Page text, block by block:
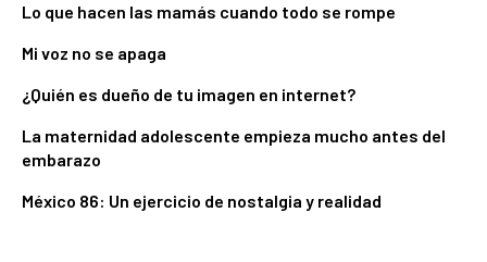
Lo que hacen las mamás cuando todo se rompe
Mi voz no se apaga
¿Quién es dueño de tu imagen en internet?
La maternidad adolescente empieza mucho antes del
embarazo
México 86: Un ejercicio de nostalgia y realidad